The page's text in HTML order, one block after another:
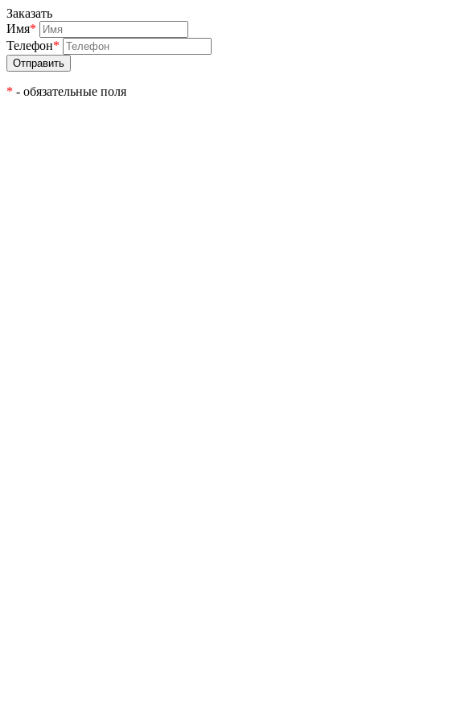
Заказать
Имя*
Телефон*
* - обязательные поля